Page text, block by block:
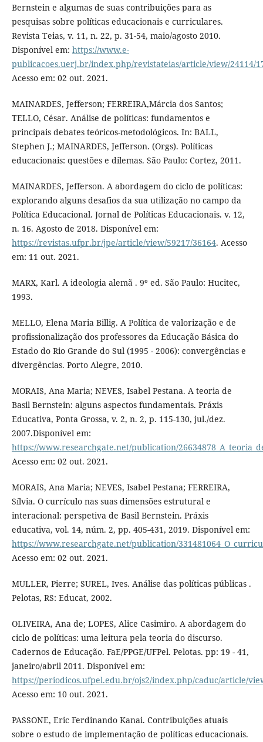
Bernstein e algumas de suas contribuições para as
pesquisas sobre políticas educacionais e curriculares.
Revista Teias, v. 11, n. 22, p. 31-54, maio/agosto 2010.
Disponível em: https://www.e-
publicacoes.uerj.br/index.php/revistateias/article/view/24114/
Acesso em: 02 out. 2021.
MAINARDES, Jefferson; FERREIRA,Márcia dos Santos;
TELLO, César. Análise de políticas: fundamentos e
principais debates teóricos-metodológicos. In: BALL,
Stephen J.; MAINARDES, Jefferson. (Orgs). Políticas
educacionais: questões e dilemas. São Paulo: Cortez, 2011.
MAINARDES, Jefferson. A abordagem do ciclo de políticas:
explorando alguns desafios da sua utilização no campo da
Política Educacional. Jornal de Políticas Educacionais. v. 12,
n. 16. Agosto de 2018. Disponível em:
https://revistas.ufpr.br/jpe/article/view/59217/36164. Acesso
em: 11 out. 2021.
MARX, Karl. A ideologia alemã . 9º ed. São Paulo: Hucitec,
1993.
MELLO, Elena Maria Billig. A Política de valorização e de
profissionalização dos professores da Educação Básica do
Estado do Rio Grande do Sul (1995 - 2006): convergências e
divergências. Porto Alegre, 2010.
MORAIS, Ana Maria; NEVES, Isabel Pestana. A teoria de
Basil Bernstein: alguns aspectos fundamentais. Práxis
Educativa, Ponta Grossa, v. 2, n. 2, p. 115-130, jul./dez.
2007.Disponível em:
https://www.researchgate.net/publication/
Acesso em: 02 out. 2021.
MORAIS, Ana Maria; NEVES, Isabel Pestana; FERREIRA,
Sílvia. O currículo nas suas dimensões estrutural e
interacional: perspetiva de Basil Bernstein. Práxis
educativa, vol. 14, núm. 2, pp. 405-431, 2019. Disponível em:
https://www.researchgate.net/publication/
Acesso em: 02 out. 2021.
MULLER, Pierre; SUREL, Ives. Análise das políticas públicas .
Pelotas, RS: Educat, 2002.
OLIVEIRA, Ana de; LOPES, Alice Casimiro. A abordagem do
ciclo de políticas: uma leitura pela teoria do discurso.
Cadernos de Educação. FaE/PPGE/UFPel. Pelotas. pp: 19 - 41,
janeiro/abril 2011. Disponível em:
https://periodicos.ufpel.edu.br/ojs2/index.php/caduc/article/
Acesso em: 10 out. 2021.
PASSONE, Eric Ferdinando Kanai. Contribuições atuais
sobre o estudo de implementação de políticas educacionais.